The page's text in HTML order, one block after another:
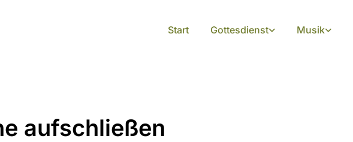
Start Gottesdienst Musik
aufschließen